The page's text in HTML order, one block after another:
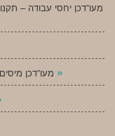
מעו”דכן יחסי עבודה –
»